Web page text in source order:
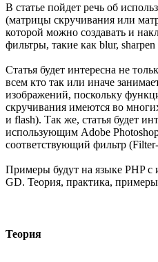
В статье пойдет речь об
(матрицы скручивания или
которой можно создавать и
фильтры, такие как blur,
Cтатья будет интересна не
всем кто так или иначе
изображений, поскольку
скручивания имеются во
и flash). Так же, статья будет
использующим Adobe
соответствующий фильтр
Примеры будут на языке PHP с
GD. Теория, практика,
Теория